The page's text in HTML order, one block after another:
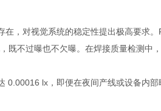
，对视觉系统的稳定性提出极高要求
不过曝也不欠曝。在焊接质量检测中
lx，即便在夜间产线或设备内